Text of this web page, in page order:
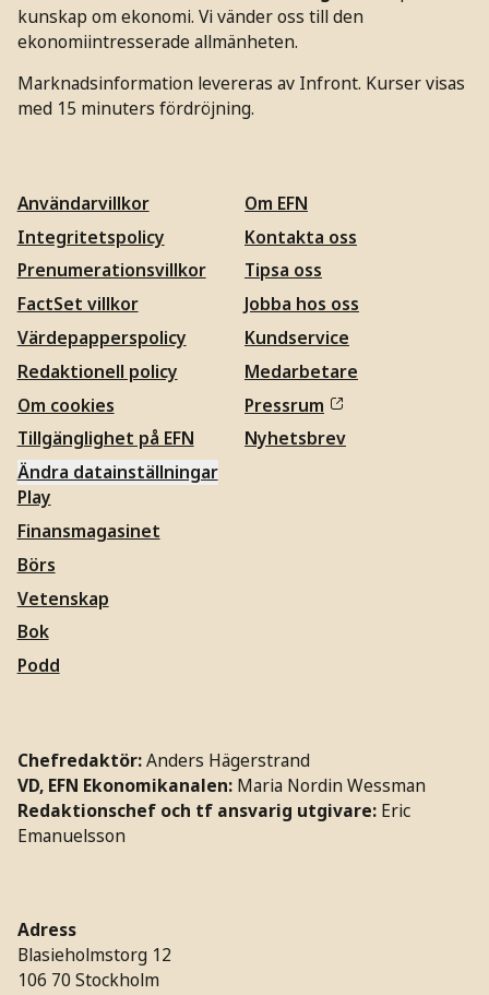
kunskap om ekonomi. Vi vänder oss till den
ekonomiintresserade allmänheten.
Marknadsinformation levereras av Infront. Kurser visas
med 15 minuters fördröjning.
Användarvillkor
Integritetspolicy
Prenumerationsvillkor
FactSet villkor
Värdepapperspolicy
Redaktionell policy
Om cookies
Tillgänglighet på EFN
Ändra datainställningar
Om EFN
Kontakta oss
Tipsa oss
Jobba hos oss
Kundservice
Medarbetare
Pressrum
Nyhetsbrev
Play
Finansmagasinet
Börs
Vetenskap
Bok
Podd
Chefredaktör:Anders Hägerstrand
VD, EFN Ekonomikanalen: Maria Nordin Wessman
Redaktionschef och tf ansvarig utgivare: Eric
Emanuelsson
Adress
Blasieholmstorg 12
106 70 Stockholm